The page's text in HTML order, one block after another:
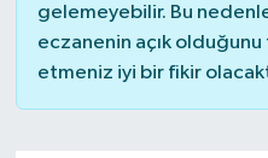
gelemeyebilir. Bu
eczanenin açık olduğunu
etmeniz iyi bir fikir